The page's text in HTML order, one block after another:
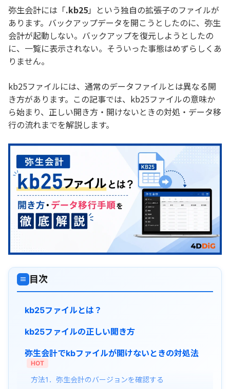
弥生会計には「.kb25」という独自の拡張子のファイルが
あります。バックアップデータを開こうとしたのに、弥生
会計が起動しない。バックアップを復元しようとしたの
に、一覧に表示されない。そういった事態はめずらしくあ
りません。
kb25ファイルには、通常のデータファイルとは異なる開
き方があります。この記事では、kb25ファイルの意味か
ら始まり、正しい開き方・開けないときの対処・データ移
行の流れまでを解説します。
≡ 目次
kb25ファイルとは？
kb25ファイルの正しい開き方
弥生会計でkbファイルが開けないときの対処法
HOT
方法1．弥生会計のバージョンを確認する